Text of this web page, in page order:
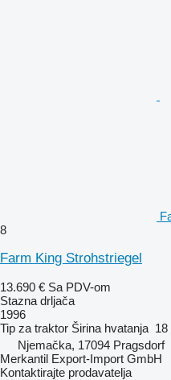
8
Farm King Strohstriegel
13.690 € Sa PDV-om
Stazna drljača
1996
Tip za traktor Širina hvatanja 18
Njemačka, 17094 Pragsdorf
Merkantil Export-Import GmbH
Kontaktirajte prodavatelja